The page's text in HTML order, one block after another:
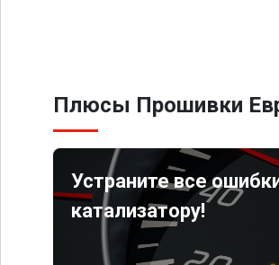
Плюсы Прошивки
Устраните все
катализатору!